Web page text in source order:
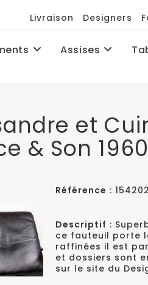
Livraison Designers
Assises
et
& Son
Référence :
Descriptif :
ce fauteuil porte
raffinées il est
et dossiers sont
sur le site du